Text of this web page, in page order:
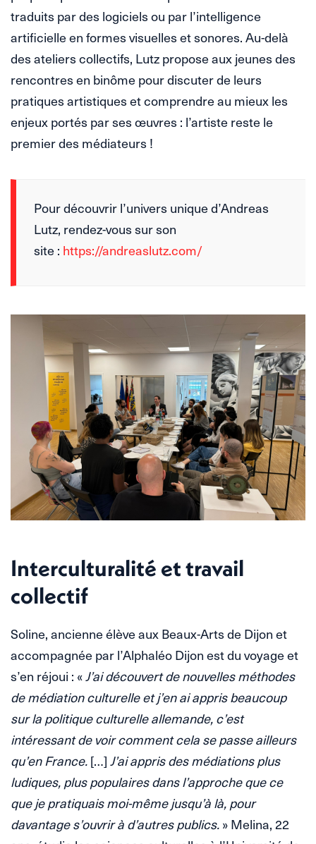
traduits par des logiciels ou par l’intelligence
artificielle en formes visuelles et sonores. Au-delà
des ateliers collectifs, Lutz propose aux jeunes des
rencontres en binôme pour discuter de leurs
pratiques artistiques et comprendre au mieux les
enjeux portés par ses œuvres : l’artiste reste le
premier des médiateurs !
Pour découvrir l’univers unique d’Andreas
Lutz, rendez-vous sur son
site : https://andreaslutz.com/
Interculturalité et travail
collectif
Soline, ancienne élève aux Beaux-Arts de Dijon et
accompagnée par l’Alphaléo Dijon est du voyage et
s’en réjoui : «J’ai découvert de nouvelles méthodes
de médiation culturelle et j’en ai appris beaucoup
sur la politique culturelle allemande, c’est
intéressant de voir comment cela se passe ailleurs
qu’en France. […] J’ai appris des médiations plus
ludiques, plus populaires dans l’approche que ce
que je pratiquais moi-même jusqu’à là, pour
davantage s’ouvrir à d’autres publics. » Melina, 22